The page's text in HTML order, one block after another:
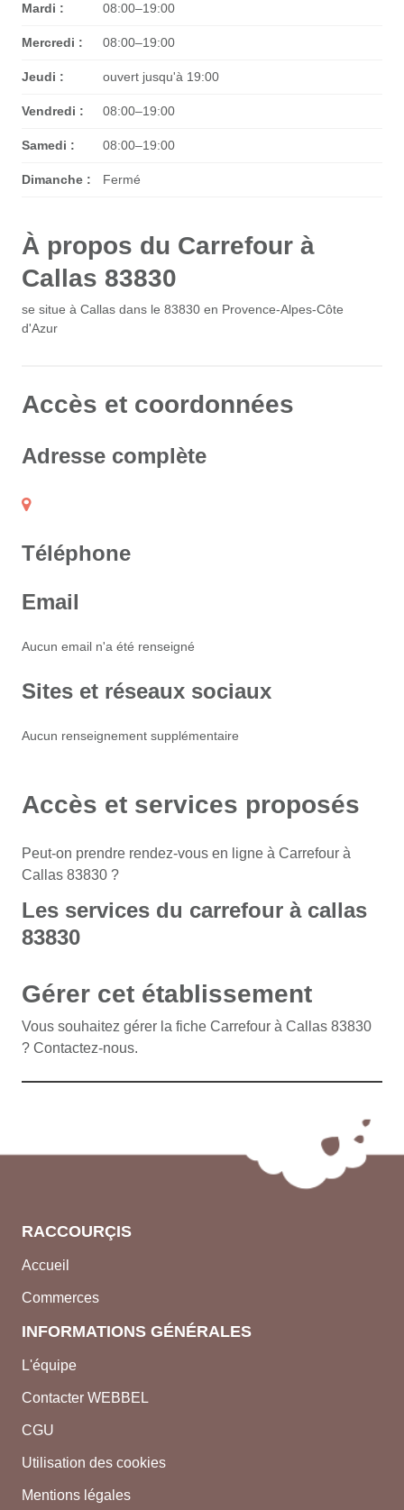
Mardi : 08:00–19:00
Mercredi : 08:00–19:00
Jeudi : ouvert jusqu'à 19:00
Vendredi : 08:00–19:00
Samedi : 08:00–19:00
Dimanche : Fermé
À propos du Carrefour à
Callas 83830
se situe à Callas dans le 83830 en Provence-Alpes-Côte
d'Azur
Accès et coordonnées
Adresse complète
Téléphone
Email
Aucun email n'a été renseigné
Sites et réseaux sociaux
Aucun renseignement supplémentaire
Accès et services proposés
Peut-on prendre rendez-vous en ligne à Carrefour à
Callas 83830 ?
Les services du carrefour à callas
83830
Gérer cet établissement
Vous souhaitez gérer la fiche Carrefour à Callas 83830
? Contactez-nous.
RACCOURÇIS
Accueil
Commerces
INFORMATIONS GÉNÉRALES
L'équipe
Contacter WEBBEL
CGU
Utilisation des cookies
Mentions légales